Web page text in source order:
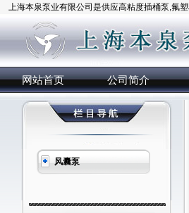
上海本泉泵业有限公司是供应高粘度插桶泵,氟
网站首页 公司简介
风囊泵